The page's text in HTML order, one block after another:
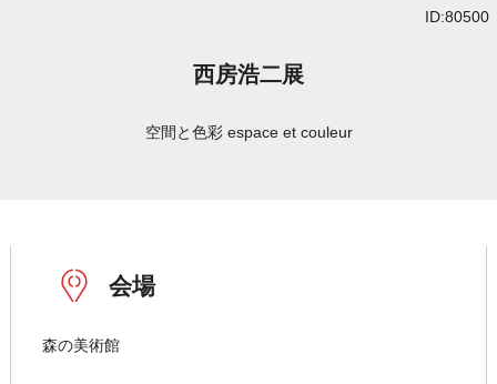
ID:80500
西房浩二展
空間と色彩 espace et couleur
会場
森の美術館